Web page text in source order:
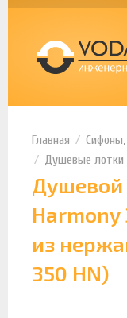
Душевые лотки
Душевой
из
350 HN)